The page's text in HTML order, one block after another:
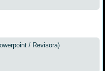
/ Revisora)